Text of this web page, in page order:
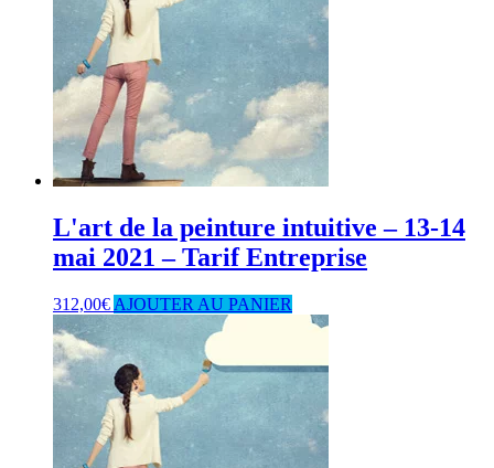
L'art de la peinture intuitive – 13-14
mai 2021 – Tarif Entreprise
312,00€ AJOUTER AU PANIER